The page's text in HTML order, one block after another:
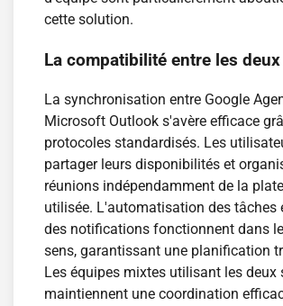
cette solution.
La compatibilité entre les
La synchronisation entre Google
Microsoft Outlook s'avère efficace
protocoles standardisés. Les
partager leurs disponibilités et
réunions indépendamment de la
utilisée. L'automatisation des tâches
des notifications fonctionnent dans
sens, garantissant une planification
Les équipes mixtes utilisant les deux
maintiennent une coordination